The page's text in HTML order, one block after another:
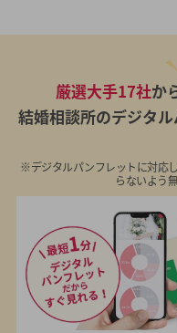
厳選大手17社か
結婚相談所のデジタ
※デジタルパンフレットに対応
らないよう